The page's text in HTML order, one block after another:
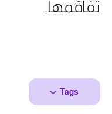
تفاقمها.
Tags